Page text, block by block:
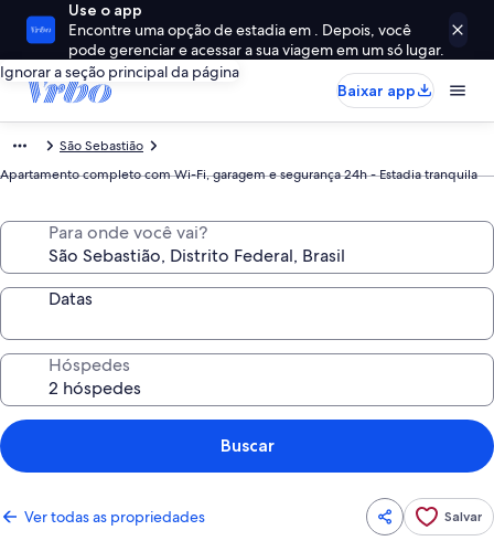
Use o app
Encontre uma opção de estadia em . Depois, você
pode gerenciar e acessar a sua viagem em um só lugar.
Ignorar a seção principal da página
Baixar app
São Sebastião
Apartamento completo com Wi-Fi, garagem e segurança 24h - Estadia tranquila
Para onde você vai?
Datas
Hóspedes
Buscar
Ver todas as propriedades Salvar